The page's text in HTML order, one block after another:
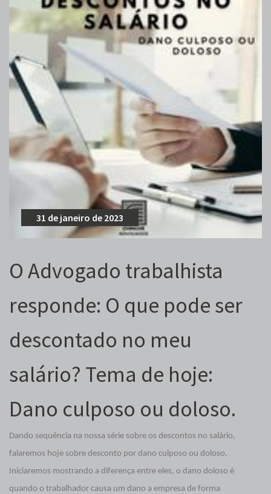
31 de janeiro de 2023
O Advogado trabalhista
responde: O que pode ser
descontado no meu
salário? Tema de hoje:
Dano culposo ou doloso.
Dando sequência na nossa série sobre os descontos no salário,
falaremos hoje sobre desconto por dano culposo ou doloso.
Iniciaremos mostrando a diferença entre eles, o dano doloso é
quando o trabalhador causa um dano a empresa de forma